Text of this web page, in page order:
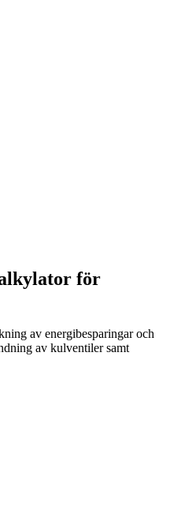
för
av energibesparingar och
av kulventiler samt